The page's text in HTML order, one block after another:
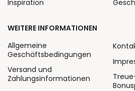
Inspiration
WEITERE INFORMATIONEN
Allgemeine
Geschäftsbedingungen
Versand und
Zahlungsinformationen